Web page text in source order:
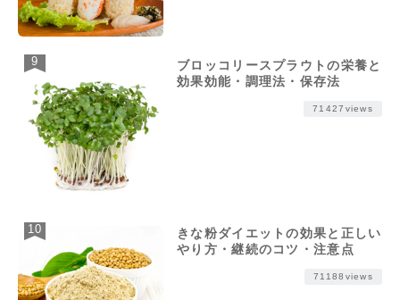
ブロッコリースプラウトの栄養と
効果効能・調理法・保存法
71427views
きな粉ダイエットの効果と正しい
やり方・継続のコツ・注意点
71188views